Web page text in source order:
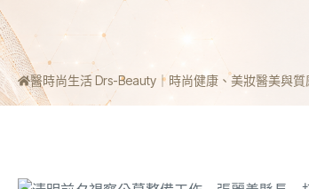
影視娛樂
潮流趨勢 營養
醫時尚生活 Drs-Beauty｜時尚健康、美妝醫美與質